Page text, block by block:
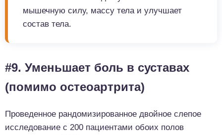
мышечную силу, массу тела и улучшает
состав тела.
#9. Уменьшает боль в суставах
(помимо остеоартрита)
Проведенное рандомизированное двойное слепое
исследование с 200 пациентами обоих полов